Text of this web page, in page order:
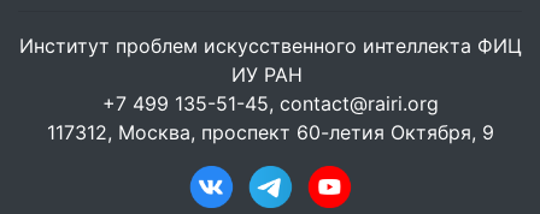
Институт проблем искусственного интеллекта ФИЦ
ИУ РАН
+7 499 135-51-45, contact@rairi.org
117312, Москва, проспект 60-летия Октября, 9